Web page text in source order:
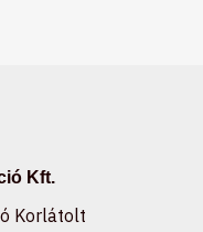
Kft.
Korlátolt